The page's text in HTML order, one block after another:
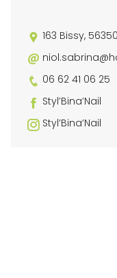
163 Bissy,
06 62 41 06 25
Styl’Bina’Nail
Styl’Bina’Nail